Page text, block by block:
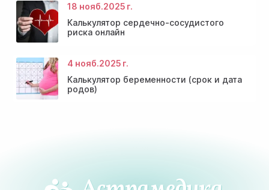
18 нояб.2025 г.
Калькулятор сердечно-сосудистого
риска онлайн
4 нояб.2025 г.
Калькулятор беременности (срок и дата
родов)